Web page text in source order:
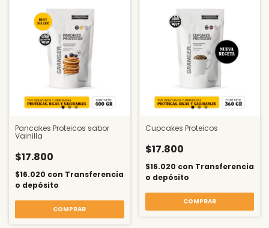
Pancakes Proteicos sabor
Vainilla
$17.800
$16.020 con Transferencia
o depósito
COMPRAR
Cupcakes Proteicos
$17.800
$16.020 con Transferencia
o depósito
COMPRAR